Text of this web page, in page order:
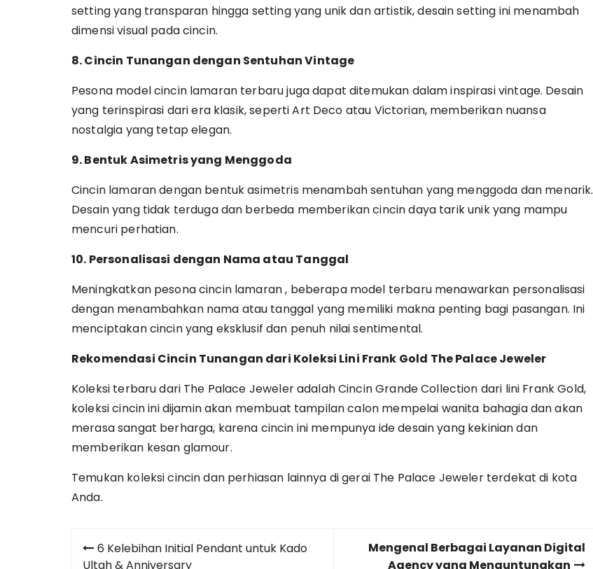
setting yang transparan hingga setting yang unik dan artistik, desain setting ini menambah
dimensi visual pada cincin.
8. Cincin Tunangan dengan Sentuhan Vintage
Pesona model cincin lamaran terbaru juga dapat ditemukan dalam inspirasi vintage. Desain
yang terinspirasi dari era klasik, seperti Art Deco atau Victorian, memberikan nuansa
nostalgia yang tetap elegan.
9. Bentuk Asimetris yang Menggoda
Cincin lamaran dengan bentuk asimetris menambah sentuhan yang menggoda dan menarik.
Desain yang tidak terduga dan berbeda memberikan cincin daya tarik unik yang mampu
mencuri perhatian.
10. Personalisasi dengan Nama atau Tanggal
Meningkatkan pesona cincin lamaran , beberapa model terbaru menawarkan personalisasi
dengan menambahkan nama atau tanggal yang memiliki makna penting bagi pasangan. Ini
menciptakan cincin yang eksklusif dan penuh nilai sentimental.
Rekomendasi Cincin Tunangan dari Koleksi Lini Frank Gold The Palace Jeweler
Koleksi terbaru dari The Palace Jeweler adalah Cincin Grande Collection dari lini Frank Gold,
koleksi cincin ini dijamin akan membuat tampilan calon mempelai wanita bahagia dan akan
merasa sangat berharga, karena cincin ini mempunya ide desain yang kekinian dan
memberikan kesan glamour.
Temukan koleksi cincin dan perhiasan lainnya di gerai The Palace Jeweler terdekat di kota
Anda.
Post6 Kelebihan Initial Pendant untuk Kado
Ultah & Anniversary
Mengenal Berbagai Layanan Digital
Agency yang Menguntungkan